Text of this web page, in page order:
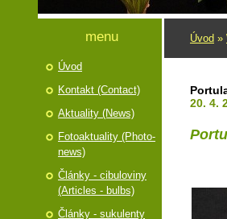
Úvod »
20. 4.
menu
Úvod
Kontakt (Contact)
Aktuality (News)
Fotoaktuality (Photo-
news)
Články - cibuloviny
(Articles - bulbs)
Články - sukulenty